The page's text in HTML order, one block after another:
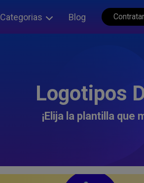
Categorias Blog
Logotipos
¡Elija la plantilla que